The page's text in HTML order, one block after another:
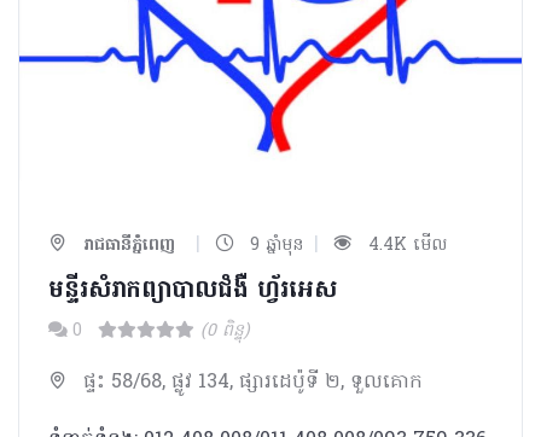
រាជធានីភ្នំពេញ | 9 ឆ្នាំមុន | 4.4K មើល
មន្ទីរសំរាកព្យាបាលជំងឺ ហ្វ័រអេស
0 (0 ពិន្ទុ)
ផ្ទះ 58/68, ផ្លូវ 134, ផ្សារដេប៉ូទី ២, ទួលគោក